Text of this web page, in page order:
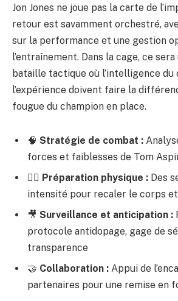
Jon Jones ne joue pas la carte de
retour est savamment orchestré,
sur la performance et une gestion
l’entraînement. Dans la cage, ce
bataille tactique où l’intelligence du
l’expérience doivent faire la
fougue du champion en place.
🧠 Stratégie de combat :
forces et faiblesses de Tom
🏋️‍♂️ Préparation physique : Des
intensité pour recaler le corps et
🎥 Surveillance et anticipation :
protocole antidopage, gage de
transparence
🤝 Collaboration : Appui de
partenaires pour une remise en